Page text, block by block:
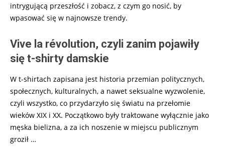
intrygującą przeszłość i zobacz, z czym go nosić, by
wpasować się w najnowsze trendy.
Vive la révolution, czyli zanim pojawiły
się t-shirty damskie
W t-shirtach zapisana jest historia przemian politycznych,
społecznych, kulturalnych, a nawet seksualne wyzwolenie,
czyli wszystko, co przydarzyło się światu na przełomie
wieków XIX i XX. Początkowo były traktowane wyłącznie jako
męska bielizna, a za ich noszenie w miejscu publicznym
groził …